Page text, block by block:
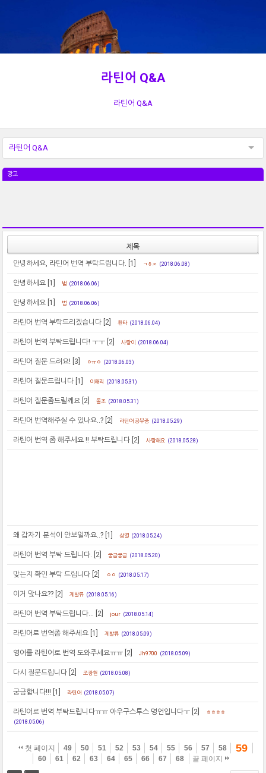
라틴어 Q&A
라틴어 Q&A
라틴어 Q&A
광고
제목
안녕하세요, 라틴어 번역 부탁드립니다.
[1] ㄱㅎㅈ (2018.06.08)
안녕하세요 [1] 범 (2018.06.06)
안녕하세요 [1] 범 (2018.06.06)
라틴어 번역 부탁드리겠습니다 [2] 환타 (2018.06.04)
라틴어 번역 부탁드립니다! ㅜㅜ [2] 사랑이 (2018.06.04)
라틴어 질문 드려요! [3] ㅇㅠㅇ (2018.06.03)
라틴어 질문드립니다 [1] 이해리 (2018.05.31)
라틴어 질문좀드릴께요 [2] 돌조 (2018.05.31)
라틴어 번역해주실 수 있나요..? [2] 라틴어 공부중 (2018.05.29)
라틴어 번역 좀 해주세요 !! 부탁드립니다 [2] 사랑해요 (2018.05.28)
왜 갑자기 분석이 안보일까요..? [1] 삼열 (2018.05.24)
라틴어 번역 부탁 드립니다. [2] 궁금궁금 (2018.05.20)
맞는지 확인 부탁 드립니다 [2] ㅇㅇ (2018.05.17)
이거 맞나요?? [2] 제발류 (2018.05.16)
라틴어 번역 부탁드립니다... [2] jour (2018.05.14)
라틴어로 번역좀 해주세요 [1] 제발류 (2018.05.09)
영어를 라틴어로 번역 도와주세요ㅠㅠ [2] Jh9700 (2018.05.09)
다시 질문드립니다 [2] 조장현 (2018.05.08)
궁금합니다!!! [1] 라틴어 (2018.05.07)
라틴어로 번역 부탁드립니다ㅠㅠ 아우구스투스 명언입니다ㅜ [2]
ㅎㅎㅎㅎ
(2018.05.06)
첫 페이지 49 50 51 52 53 54 55 56 57 58 59
60 61 62 63 64 65 66 67 68 끝 페이지